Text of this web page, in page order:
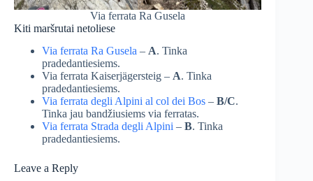
Via ferrata Ra Gusela
Kiti maršrutai netoliese
Via ferrata Ra Gusela – A. Tinka
pradedantiesiems.
Via ferrata Kaiserjägersteig – A. Tinka
pradedantiesiems.
Via ferrata degli Alpini al col dei Bos – B/C.
Tinka jau bandžiusiems via ferratas.
Via ferrata Strada degli Alpini – B. Tinka
pradedantiesiems.
Leave a Reply